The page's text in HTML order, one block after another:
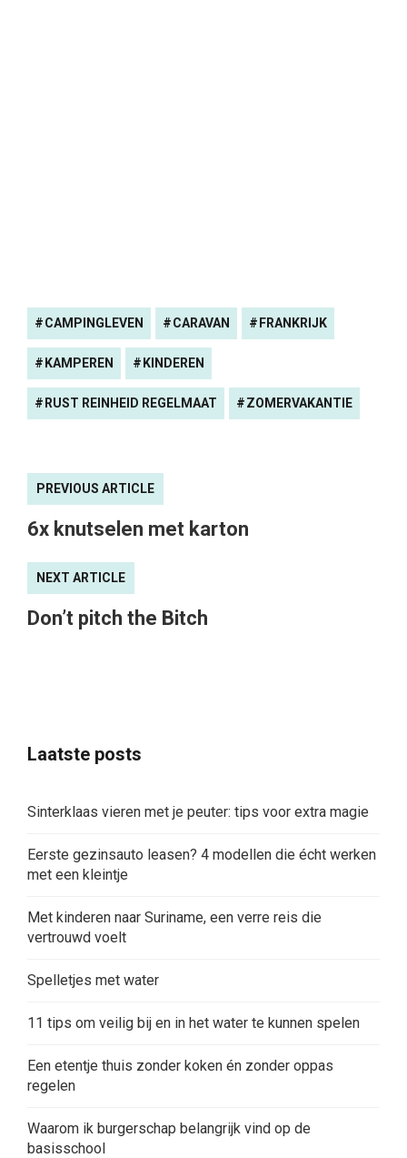
CAMPINGLEVEN CARAVAN FRANKRIJK
KAMPEREN KINDEREN
RUST REINHEID REGELMAAT ZOMERVAKANTIE
PREVIOUS ARTICLE
6x knutselen met karton
NEXT ARTICLE
Don’t pitch the Bitch
Laatste posts
Sinterklaas vieren met je peuter: tips voor extra magie
Eerste gezinsauto leasen? 4 modellen die écht werken
met een kleintje
Met kinderen naar Suriname, een verre reis die
vertrouwd voelt
Spelletjes met water
11 tips om veilig bij en in het water te kunnen spelen
Een etentje thuis zonder koken én zonder oppas
regelen
Waarom ik burgerschap belangrijk vind op de
basisschool